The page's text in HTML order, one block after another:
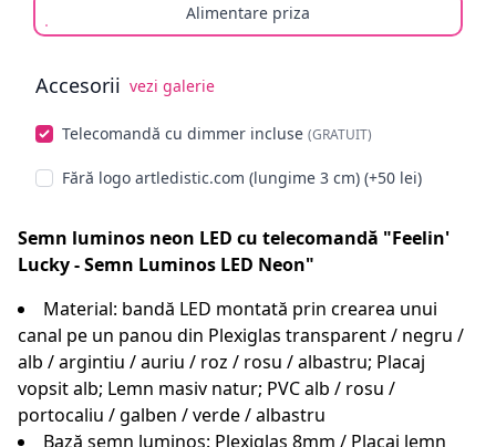
Alimentare priza
Accesorii vezi galerie
Telecomandă cu dimmer incluse (GRATUIT)
Fără logo artledistic.com (lungime 3 cm) (+50 lei)
Semn luminos neon LED cu telecomandă "Feelin'
Lucky - Semn Luminos LED Neon"
Material: bandă LED montată prin crearea unui
canal pe un panou din Plexiglas transparent / negru /
alb / argintiu / auriu / roz / rosu / albastru; Placaj
vopsit alb; Lemn masiv natur; PVC alb / rosu /
portocaliu / galben / verde / albastru
Bază semn luminos: Plexiglas 8mm / Placaj lemn